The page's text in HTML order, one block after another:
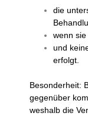
die
wenn
und
erfolgt.
Besonderheit:
gegenüber
weshalb die